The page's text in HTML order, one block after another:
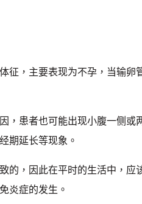
，主要表现为不孕，当输卵
患者也可能出现小腹一侧或
期延长等现象。
，因此在平时的生活中，应
炎症的发生。